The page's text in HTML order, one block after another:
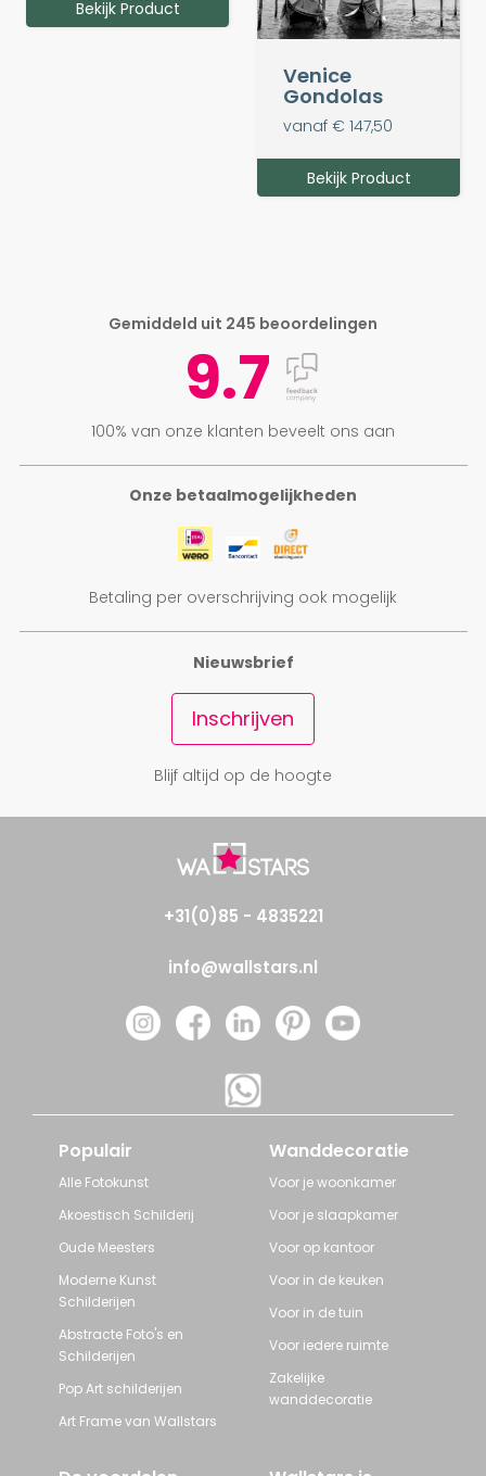
Bekijk Product
Venice
Gondolas
vanaf € 147,50
Bekijk Product
Onze betaalmogelijkheden
Betaling per overschrijving ook mogelijk
Gemiddeld uit 245 beoordelingen
9.7
100% van onze klanten beveelt ons aan
Nieuwsbrief
Inschrijven
Blijf altijd op de hoogte
+31(0)85 - 4835221
info@wallstars.nl
Populair
Alle Fotokunst
Akoestisch Schilderij
Oude Meesters
Moderne Kunst
Schilderijen
Abstracte Foto's en
Schilderijen
Pop Art schilderijen
Art Frame van Wallstars
Wanddecoratie
Voor je woonkamer
Voor je slaapkamer
Voor op kantoor
Voor in de keuken
Voor in de tuin
Voor iedere ruimte
Zakelijke
wanddecoratie